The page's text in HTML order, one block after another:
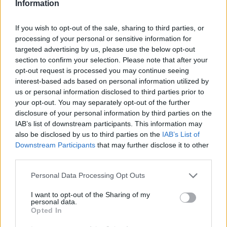
Information
If you wish to opt-out of the sale, sharing to third parties, or
processing of your personal or sensitive information for
targeted advertising by us, please use the below opt-out
section to confirm your selection. Please note that after your
opt-out request is processed you may continue seeing
interest-based ads based on personal information utilized by
us or personal information disclosed to third parties prior to
your opt-out. You may separately opt-out of the further
disclosure of your personal information by third parties on the
IAB’s list of downstream participants. This information may
also be disclosed by us to third parties on the IAB’s List of
Downstream Participants that may further disclose it to other
Personal Data Processing Opt Outs
I want to opt-out of the Sharing of my
personal data.
Opted In
Santon gli sono davanti nelle gerarchie del
tecnico toscano. Sicuramente nelle aste estive
non è stato pagato poco, dunque svincolatelo e
puntate su qualche profilo migliore.
2° BRUNO PERES- Anche in questo caso, inutile
nasconderlo, manca la fiducia dell'allenatore. Di
Francesco lo vede poco nel ruolo di terzino e gli
preferisce Florenzi con una certa costanza.
Nove presenze in campionato, non tutte da
titolare,con una fantamedia pari a 5,72.
L'unica speranza per non poterlo svincolare era
giocarsi le sue chance nella capitale.
Difficilmente ruberà il posto a Florenzi, dunque
recuperate i crediti che avete speso per